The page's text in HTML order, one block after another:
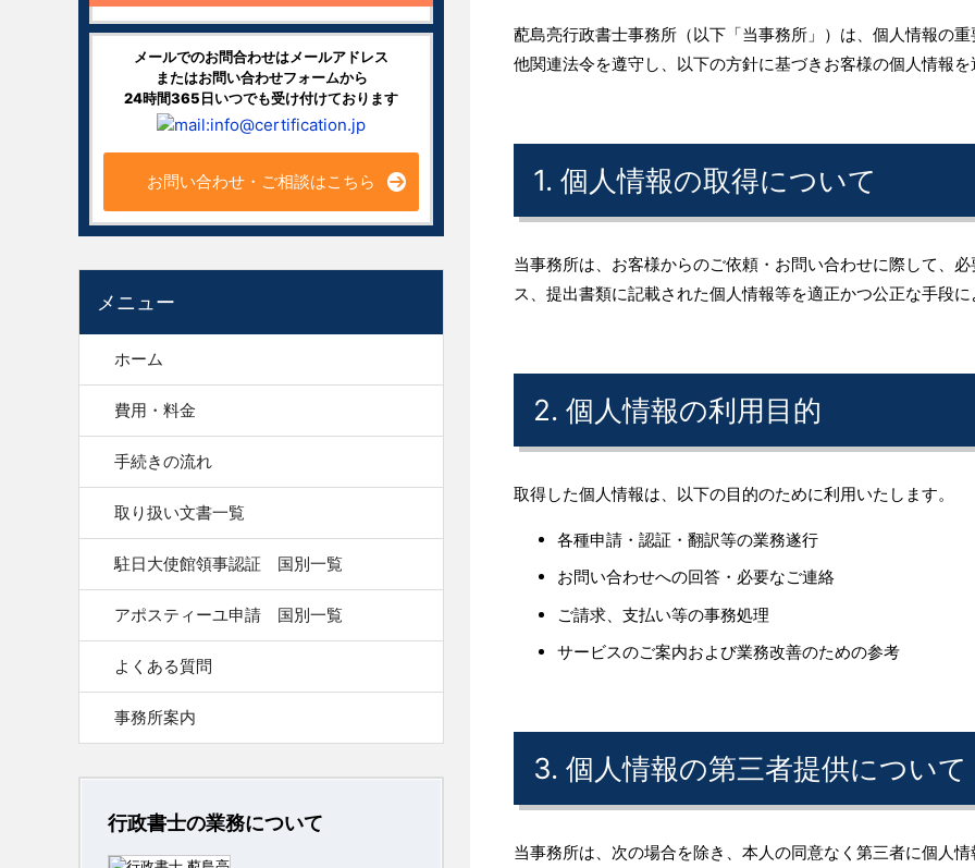
蓜島亮行政書士事務所（以下「当事務所」）は、個人情報の
他関連法令を遵守し、以下の方針に基づきお客様の個人情報
1. 個人情報の取得について
当事務所は、お客様からのご依頼・お問い合わせに際して、
ス、提出書類に記載された個人情報等を適正かつ公正な手段
2. 個人情報の利用目的
取得した個人情報は、以下の目的のために利用いたします。
各種申請・認証・翻訳等の業務遂行
お問い合わせへの回答・必要なご連絡
ご請求、支払い等の事務処理
サービスのご案内および業務改善のための参考
3. 個人情報の第三者提供について
当事務所は、次の場合を除き、本人の同意なく第三者に個人
メールでのお問合わせはメールアドレス
またはお問い合わせフォームから
24時間365日いつでも受け付けております
お問い合わせ・ご相談はこちら
メニュー
ホーム
費用・料金
手続きの流れ
取り扱い文書一覧
駐日大使館領事認証 国別一覧
アポスティーユ申請 国別一覧
よくある質問
事務所案内
行政書士の業務について